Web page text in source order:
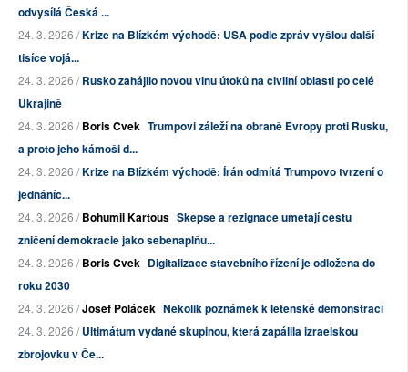
odvysílá Česká ...
24. 3. 2026 /Krize na Blízkém východě: USA podle zpráv vyšlou další
tisíce vojá...
24. 3. 2026 /Rusko zahájilo novou vlnu útoků na civilní oblasti po celé
Ukrajině
24. 3. 2026 /Boris Cvek Trumpovi záleží na obraně Evropy proti Rusku,
a proto jeho kámoši d...
24. 3. 2026 /Krize na Blízkém východě: Írán odmítá Trumpovo tvrzení o
jednáníc...
24. 3. 2026 /Bohumil Kartous Skepse a rezignace umetají cestu
zničení demokracie jako sebenaplňu...
24. 3. 2026 /Boris Cvek Digitalizace stavebního řízení je odložena do
roku 2030
24. 3. 2026 /Josef Poláček Několik poznámek k letenské demonstraci
24. 3. 2026 /Ultimátum vydané skupinou, která zapálila izraelskou
zbrojovku v Če...